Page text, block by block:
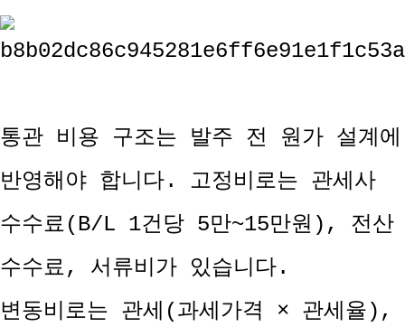
통관 비용 구조는 발주 전 원가 설계에
반영해야 합니다. 고정비로는 관세사
수수료(B/L 1건당 5만~15만원), 전산
수수료, 서류비가 있습니다.
변동비로는 관세(과세가격 × 관세율),